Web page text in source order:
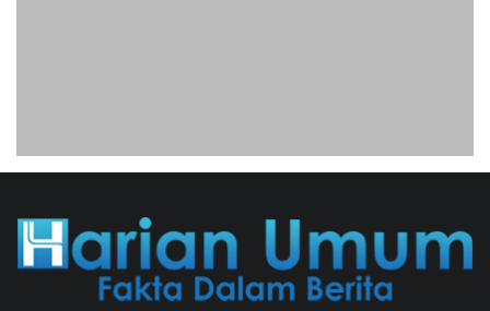
Buku Dan Diskusi UU Perekonomian